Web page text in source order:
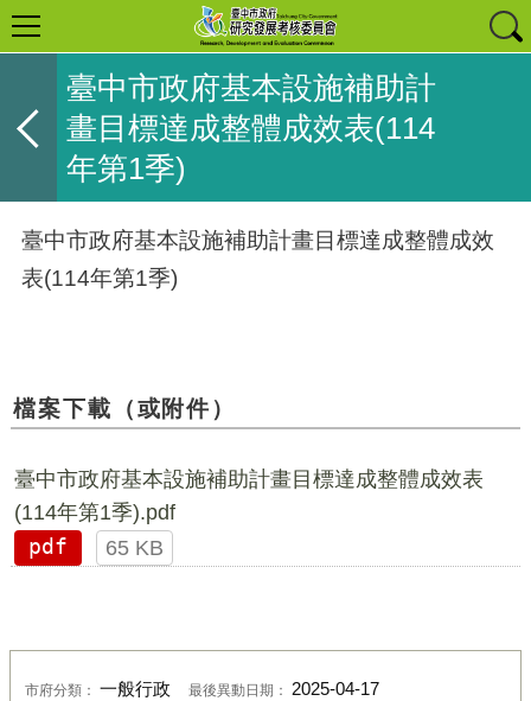
臺中市政府基本設施補助計
畫目標達成整體成效表(114
年第1季)
臺中市政府基本設施補助計畫目標達成整體成效
表(114年第1季)
檔案下載（或附件）
臺中市政府基本設施補助計畫目標達成整體成效表
(114年第1季).pdf
pdf
65 KB
市府分類： 一般行政 最後異動日期： 2025-04-17